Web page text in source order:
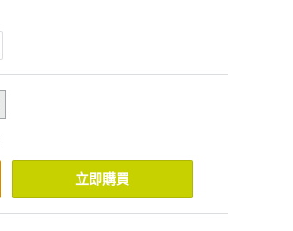
立即購買